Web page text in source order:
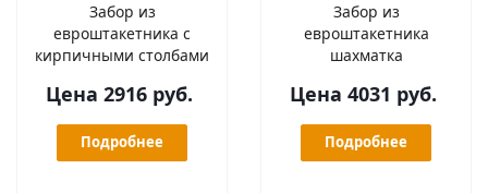
Забор из
евроштакетника с
кирпичными столбами
Цена 2916 руб.
Подробнее
Забор из
евроштакетника
шахматка
Цена 4031 руб.
Подробнее